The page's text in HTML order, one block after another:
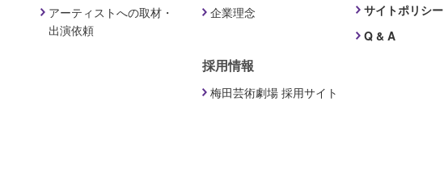
アーティストへの取材・
出演依頼
企業理念
採用情報
梅田芸術劇場 採用サイト
サイトポリシー
Q & A